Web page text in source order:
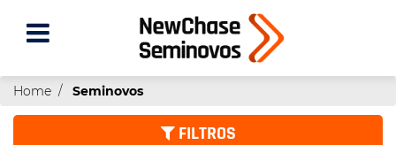
Home Seminovos
FILTROS